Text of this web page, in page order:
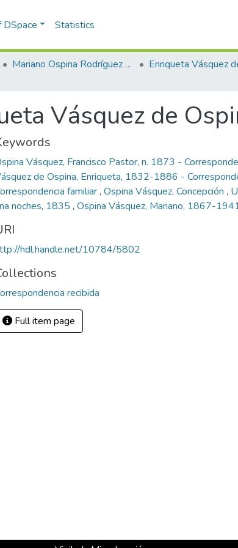
Statistics
Mariano Ospina Rodríguez (1826 -1912)
Vásquez de
Vásquez, Francisco Pastor, n. 1873 -
de Ospina, Enriqueta, 1832-1886 -
familiar, Ospina Vásquez, Concepción ,
noches, 1835 , Ospina Vásquez, Mariano, 1867-
hdl.handle.net/10784/5802
recibida
Full item page